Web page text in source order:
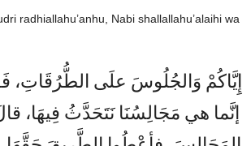
radhiallahu’anhu, Nabi shallallahu’alaihi wa
إِيَّاكُمْ وَالجُلُوسَ علَى الطُّرُقَاتِ،
إنَّما هي مَجَالِسُنَا نَتَحَدَّثُ فِيهَا، قالَ: